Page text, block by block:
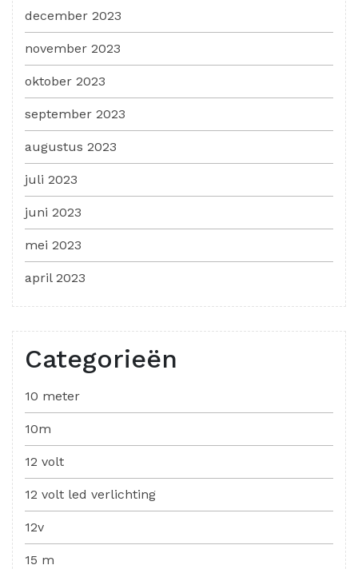
december 2023
november 2023
oktober 2023
september 2023
augustus 2023
juli 2023
juni 2023
mei 2023
april 2023
Categorieën
10 meter
10m
12 volt
12 volt led verlichting
12v
15 m